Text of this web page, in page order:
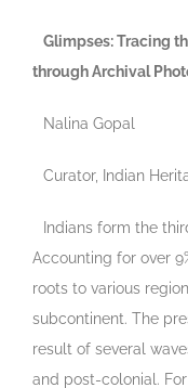
Glimpses: Tracing
through Archival
Nalina Gopal
Curator, Indian
Indians form the
Accounting for over
roots to various
subcontinent. The
result of several
and post-colonial.